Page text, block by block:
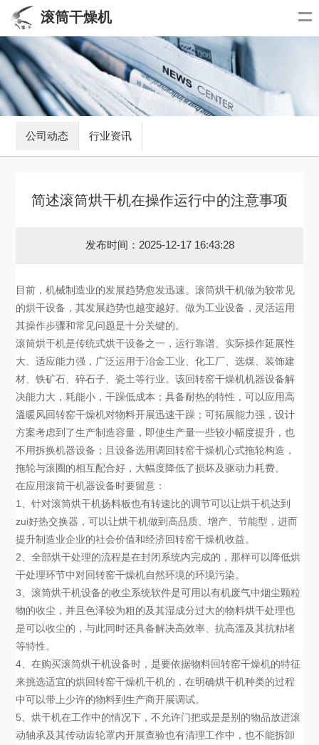
滚筒干燥机
公司动态 行业资讯
简述滚筒烘干机在操作运行中的注意事项
发布时间：2025-12-17 16:43:28
目前，机械制造业的发展趋势愈发迅速。滚筒烘干机做为较常见
的烘干设备，其发展趋势也越变越好。做为工业设备，灵活运用
其操作步骤和常见问题是十分关键的。
滚筒烘干机是传统式烘干设备之一，运行靠谱、实际操作延展性
大、适应能力强，广泛运用于冶金工业、化工厂、选煤、装饰建
材、铁矿石、碎石子、瓷土等行业。该回转窑干燥机机器设备解
决能力大，耗能小，干躁低成本；具备耐热的特性，可以应用高
溫暖风回转窑干燥机对物料开展迅速干躁；可拓展能力强，设计
方案考虑到了生产制造容量，即使生产量一些较小幅度提升，也
不用拆换机器设备；且设备选用调回转窑干燥机心式拖轮构造，
拖轮与滚圈的相互配合好，大幅度降低了损坏及驱动力耗费。
在应用滚筒干机器设备时要留意：
1、针对滚筒烘干机扬料板也有转速比的调节可以让烘干机达到
zui好热交换器，可以让烘干机做到高品质、增产、节能型，进而
提升制造业企业的社会价值和经济回转窑干燥机收益。
2、全部烘干处理的流程是在封闭系统内完成的，那样可以降低烘
干处理环节中对回转窑干燥机自然环境的环境污染。
3、滚筒烘干机设备的收尘系统软件是可用以有机废气中烟尘颗粒
物的收尘，并且色泽较为粗的及其湿成分过大的物料烘干处理也
是可以收尘的，与此同时还具备解决高效率、抗高溫及其抗粘堵
等特性。
4、在购买滚筒烘干机设备时，是要依据物料回转窑干燥机的特征
来挑选适宜的烘回转窑干燥机干机的，在明确烘干机种类的过程
中可以带上少许的物料到生产商开展调试。
5、烘干机在工作中的情况下，不允许门把或是是别的物品放进滚
动轴承及其传动齿轮罩内开展查验也有清理工作中，也不能拆卸